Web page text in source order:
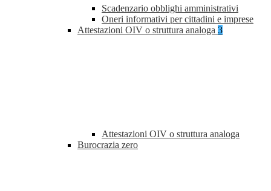
Scadenzario obblighi amministrativi
Oneri informativi per cittadini e imprese
Attestazioni OIV o struttura analoga 3
Attestazioni OIV o struttura analoga
Burocrazia zero